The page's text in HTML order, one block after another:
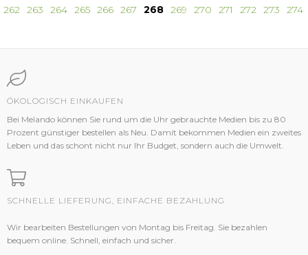
262 263 264 265 266 267 268 269 270 271 272 273 274
ÖKOLOGISCH EINKAUFEN
Bei Melando können Sie rund um die Uhr gebrauchte Medien bis zu 80
Prozent günstiger bestellen als Neu. Damit bekommen Medien ein zweites
Leben und das schont nicht nur Ihr Budget, sondern auch die Umwelt.
SCHNELLE LIEFERUNG, EINFACHE BEZAHLUNG
Wir bearbeiten Bestellungen von Montag bis Freitag. Sie bezahlen
bequem online. Schnell, einfach und sicher.